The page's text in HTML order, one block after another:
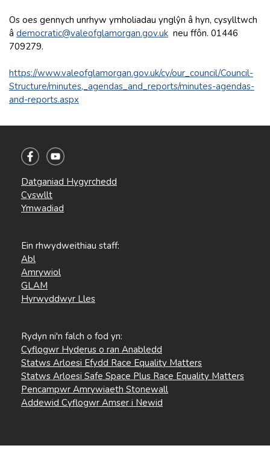
Os oes gennych unrhyw ymholiadau ynglŷn â hyn, cysylltwch
â democratic@valeofglamorgan.gov.uk neu ffôn. 01446
709279.
https://www.valeofglamorgan.gov.uk/cy/our_council/Council-
Structure/minutes,_agendas_and_reports/minutes-agendas-
and-reports.aspx
Datganiad Hygyrchedd
Cyswllt
Ymwadiad
Ein rhwydweithiau staff:
Abl
Amrywiol
GLAM
Hyrwyddwyr Lles
Rydyn ni'n falch o fod yn:
Cyflogwr Hyderus o ran Anabledd
Statws Arloesi Efydd Race Equality Matters
Statws Arloesi Safe Space Plus Race Equality Matters
Pencampwr Amrywiaeth Stonewall
Addewid Cyflogwr Amser i Newid